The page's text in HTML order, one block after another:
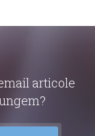
articole